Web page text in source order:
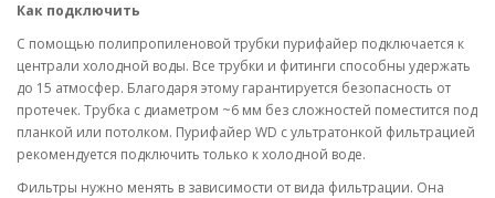
Как подключить
С помощью полипропиленовой трубки пурифайер подключается к
централи холодной воды. Все трубки и фитинги способны удержать
до 15 атмосфер. Благодаря этому гарантируется безопасность от
протечек. Трубка с диаметром ~6 мм без сложностей поместится под
планкой или потолком. Пурифайер WD с ультратонкой фильтрацией
рекомендуется подключить только к холодной воде.
Фильтры нужно менять в зависимости от вида фильтрации. Она